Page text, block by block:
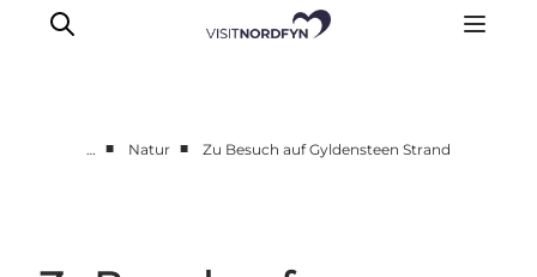
Essen und Trinken
… ■ Natur ■ Zu Besuch auf Gyldensteen Strand